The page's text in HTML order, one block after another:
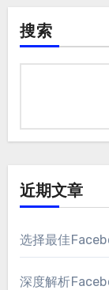
搜索
近期文章
选择最佳
深度解析